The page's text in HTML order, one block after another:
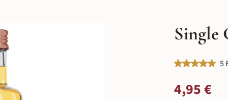
Single
5
Regulärer Preis:
4,95 €